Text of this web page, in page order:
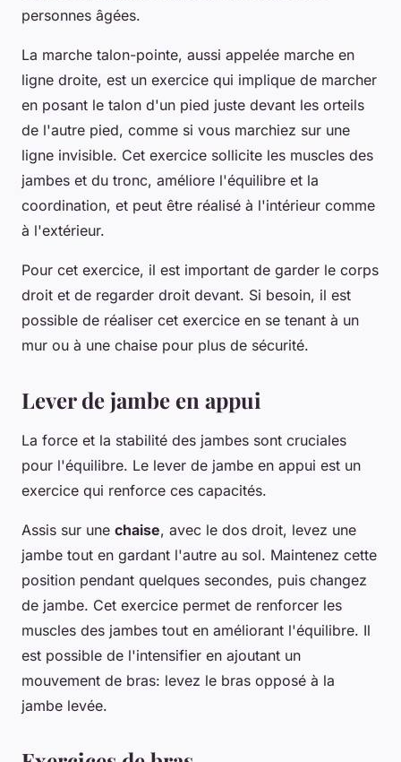
personnes âgées.
La marche talon-pointe, aussi appelée marche en
ligne droite, est un exercice qui implique de marcher
en posant le talon d'un pied juste devant les orteils
de l'autre pied, comme si vous marchiez sur une
ligne invisible. Cet exercice sollicite les muscles des
jambes et du tronc, améliore l'équilibre et la
coordination, et peut être réalisé à l'intérieur comme
à l'extérieur.
Pour cet exercice, il est important de garder le corps
droit et de regarder droit devant. Si besoin, il est
possible de réaliser cet exercice en se tenant à un
mur ou à une chaise pour plus de sécurité.
Lever de jambe en appui
La force et la stabilité des jambes sont cruciales
pour l'équilibre. Le lever de jambe en appui est un
exercice qui renforce ces capacités.
Assis sur une chaise, avec le dos droit, levez une
jambe tout en gardant l'autre au sol. Maintenez cette
position pendant quelques secondes, puis changez
de jambe. Cet exercice permet de renforcer les
muscles des jambes tout en améliorant l'équilibre. Il
est possible de l'intensifier en ajoutant un
mouvement de bras: levez le bras opposé à la
jambe levée.